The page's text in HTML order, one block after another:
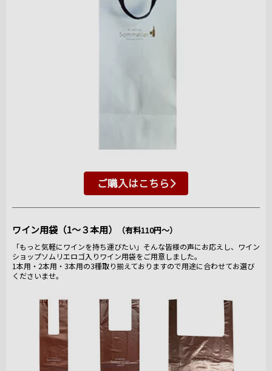
ご購入はこちら
ワイン用袋（1～３本用） （有料110円～）
「もっと気軽にワインを持ち運びたい」そんな皆様の声にお応えし、ワイン
ショップソムリエロゴ入りワイン用袋をご用意しました。
1本用・2本用・3本用の3種取り揃えておりますので用途に合わせてお選び
くださいませ。